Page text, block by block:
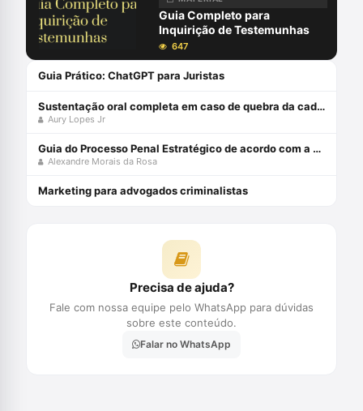
Guia Completo para
Inquirição de Testemunhas
647
Guia Prático: ChatGPT para Juristas
Sustentação oral completa em caso de quebra da cadeia de custódia da prova digital com Aury Lopes Jr
Aury Lopes Jr
Guia do Processo Penal Estratégico de acordo com a Teoria dos Jogos e MCDA-C - Edição 2021
Alexandre Morais da Rosa
Marketing para advogados criminalistas
Precisa de ajuda?
Fale com nossa equipe pelo WhatsApp para dúvidas
sobre este conteúdo.
Falar no WhatsApp